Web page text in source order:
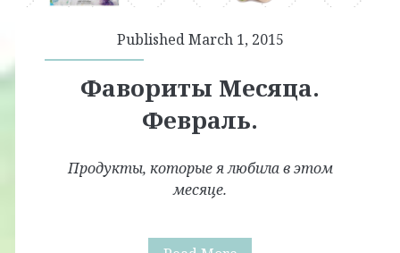
Published March 1, 2015
Фавориты Месяца.
Февраль.
Продукты, которые я любила в этом
месяце.